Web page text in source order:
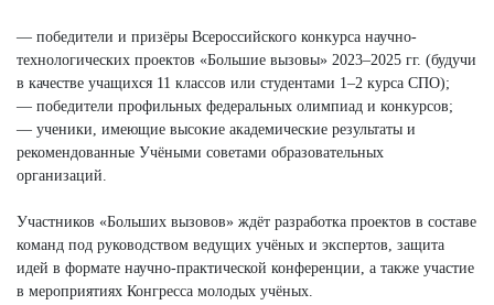
— победители и призёры Всероссийского конкурса научно-
технологических проектов «Большие вызовы» 2023–2025 гг. (будучи
в качестве учащихся 11 классов или студентами 1–2 курса СПО);
— победители профильных федеральных олимпиад и конкурсов;
— ученики, имеющие высокие академические результаты и
рекомендованные Учёными советами образовательных
организаций.
Участников «Больших вызовов» ждёт разработка проектов в составе
команд под руководством ведущих учёных и экспертов, защита
идей в формате научно-практической конференции, а также участие
в мероприятиях Конгресса молодых учёных.